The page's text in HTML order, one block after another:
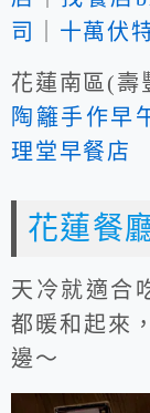
司
十萬伏
花蓮南區(壽
陶籬手作早
理堂早餐店
花蓮餐
天冷就適合
都暖和起來
邊～